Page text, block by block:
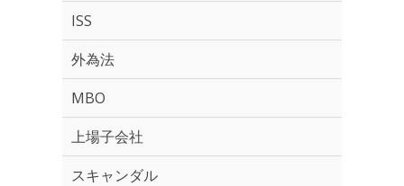
ISS
外為法
MBO
上場子会社
スキャンダル